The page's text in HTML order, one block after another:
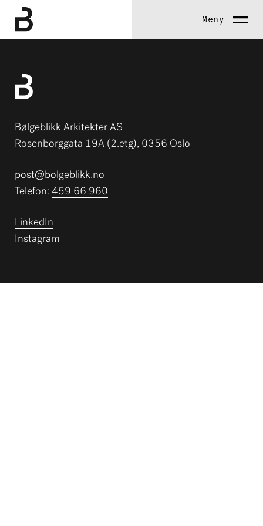
Meny
Bølgeblikk Arkitekter AS
Rosenborggata 19A (2.etg), 0356 Oslo
post@bolgeblikk.no
Telefon: 459 66 960
LinkedIn
Instagram